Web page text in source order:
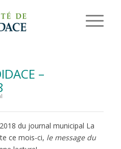
–
du journal municipal La
ce mois-ci, le message du